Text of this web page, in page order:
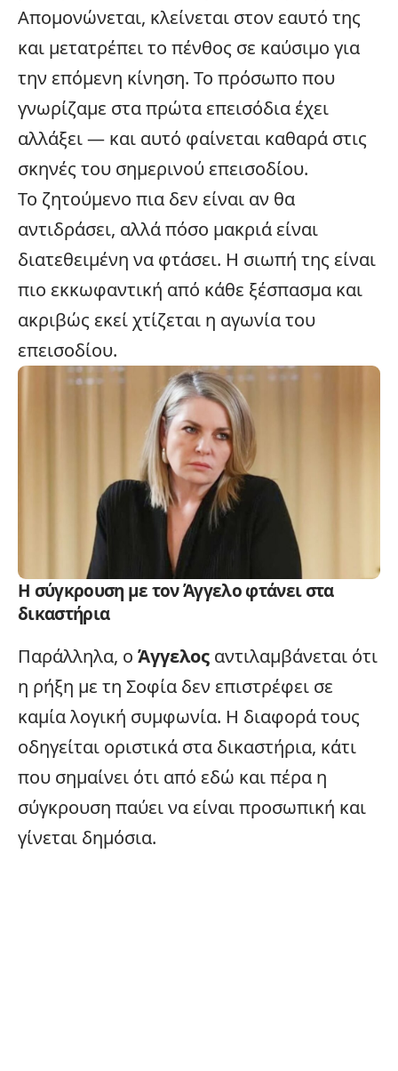
Απομονώνεται, κλείνεται στον εαυτό της
και μετατρέπει το πένθος σε καύσιμο για
την επόμενη κίνηση. Το πρόσωπο που
γνωρίζαμε στα πρώτα επεισόδια έχει
αλλάξει — και αυτό φαίνεται καθαρά στις
σκηνές του σημερινού επεισοδίου.
Το ζητούμενο πια δεν είναι αν θα
αντιδράσει, αλλά πόσο μακριά είναι
διατεθειμένη να φτάσει. Η σιωπή της είναι
πιο εκκωφαντική από κάθε ξέσπασμα και
ακριβώς εκεί χτίζεται η αγωνία του
επεισοδίου.
Η σύγκρουση με τον Άγγελο φτάνει στα
δικαστήρια
Παράλληλα, ο Άγγελος αντιλαμβάνεται ότι
η ρήξη με τη Σοφία δεν επιστρέφει σε
καμία λογική συμφωνία. Η διαφορά τους
οδηγείται οριστικά στα δικαστήρια, κάτι
που σημαίνει ότι από εδώ και πέρα η
σύγκρουση παύει να είναι προσωπική και
γίνεται δημόσια.